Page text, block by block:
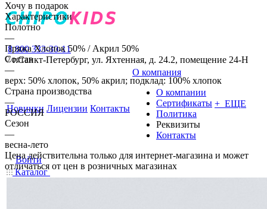
8 800 333-30-11
г.Санкт-Петербург, ул. Яхтенная, д. 24.2, помещение 24-Н
Новинки Лицензии Контакты
О компания
О компании
Сертификаты
Политика
Реквизиты
Контакты
+ ЕЩЕ
Войти
Каталог
Хочу в подарок
Характеристики
Полотно
—
Пряжа Хлопок 50% / Акрил 50%
Состав
—
верх: 50% хлопок, 50% акрил; подклад: 100% хлопок
Страна производства
—
РОССИЯ
Сезон
—
весна-лето
Цена действительна только для интернет-магазина и может
отличаться от цен в розничных магазинах